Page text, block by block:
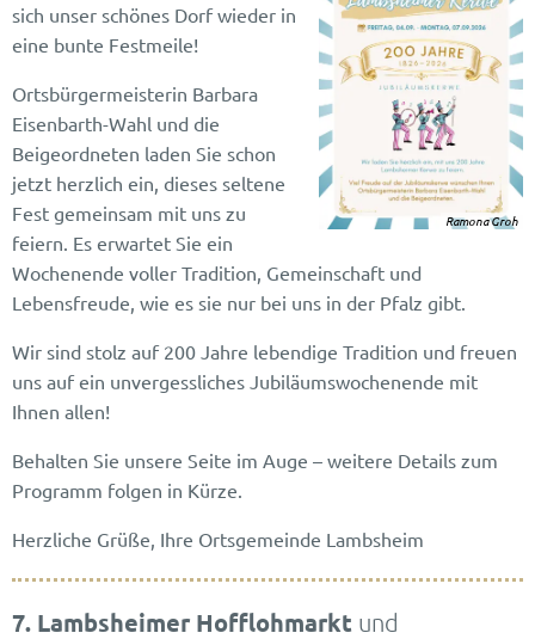
Ramona Groh
sich unser schönes Dorf wieder in
eine bunte Festmeile!
Ortsbürgermeisterin Barbara
Eisenbarth-Wahl und die
Beigeordneten laden Sie schon
jetzt herzlich ein, dieses seltene
Fest gemeinsam mit uns zu
feiern. Es erwartet Sie ein
Wochenende voller Tradition, Gemeinschaft und
Lebensfreude, wie es sie nur bei uns in der Pfalz gibt.
Wir sind stolz auf 200 Jahre lebendige Tradition und freuen
uns auf ein unvergessliches Jubiläumswochenende mit
Ihnen allen!
Behalten Sie unsere Seite im Auge – weitere Details zum
Programm folgen in Kürze.
Herzliche Grüße, Ihre Ortsgemeinde Lambsheim
7. Lambsheimer Hofflohmarkt und